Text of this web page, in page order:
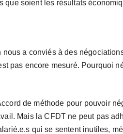
que soient les résultats
nous a conviés à des
pas encore mesuré. Pourquoi
de méthode pour pouvoir
Mais la CFDT ne peut pas
qui se sentent inutiles,